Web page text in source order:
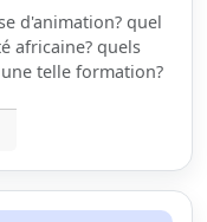
d'animation? quel
africaine? quels
telle formation?